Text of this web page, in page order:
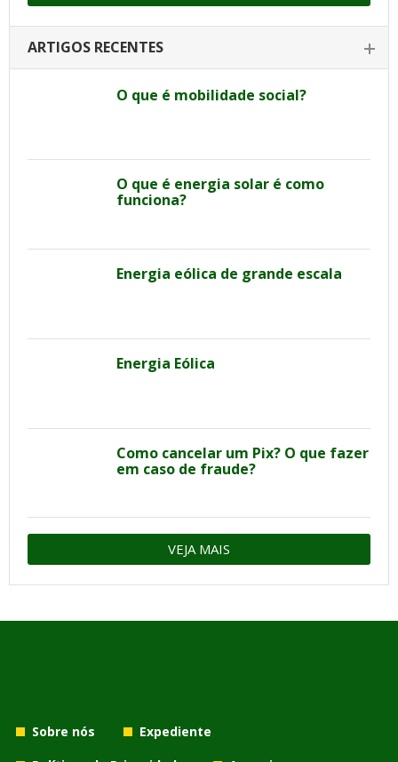
ARTIGOS RECENTES
O que é mobilidade social?
O que é energia solar é como
funciona?
Energia eólica de grande escala
Energia Eólica
Como cancelar um Pix? O que fazer
em caso de fraude?
VEJA MAIS
Sobre nós
Expediente